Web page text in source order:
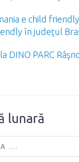
e child
în judeţul
DINO PARC
lunară
...